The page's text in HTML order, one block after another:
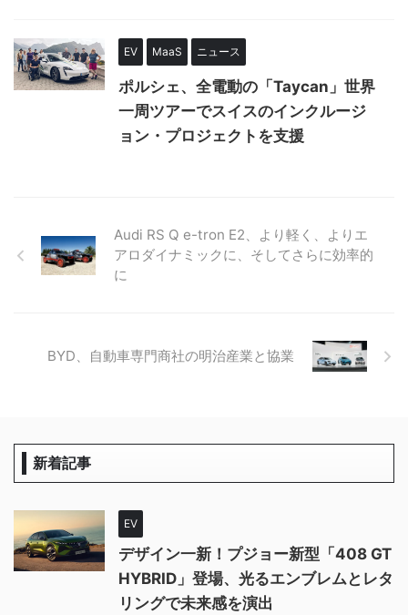
EV MaaS ニュース
ポルシェ、全電動の「Taycan」世界
一周ツアーでスイスのインクルージ
ョン・プロジェクトを支援
Audi RS Q e-tron E2、より軽く、よりエ
アロダイナミックに、そしてさらに効率的
に
BYD、自動車専門商社の明治産業と協業
新着記事
EV
デザイン一新！プジョー新型「408 GT
HYBRID」登場、光るエンブレムとレタ
リングで未来感を演出